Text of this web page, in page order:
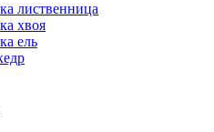
лиственница
хвоя
ель